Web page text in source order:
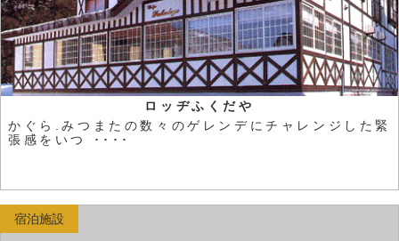
ロッヂふくだや
かぐら.みつまたの数々のゲレンデにチャレンジした緊
張感をいつ ････
宿泊施設